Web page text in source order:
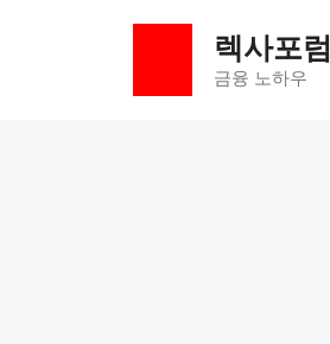
렉사포럼
금융 노하우